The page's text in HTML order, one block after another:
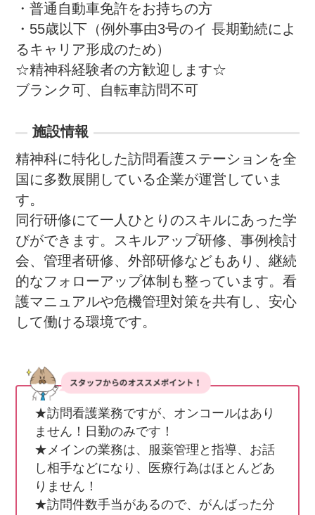
・普通自動車免許をお持ちの方
・55歳以下（例外事由3号のイ 長期勤続によ
るキャリア形成のため）
☆精神科経験者の方歓迎します☆
ブランク可、自転車訪問不可
施設情報
精神科に特化した訪問看護ステーションを全
国に多数展開している企業が運営していま
す。
同行研修にて一人ひとりのスキルにあった学
びができます。スキルアップ研修、事例検討
会、管理者研修、外部研修などもあり、継続
的なフォローアップ体制も整っています。看
護マニュアルや危機管理対策を共有し、安心
して働ける環境です。
★訪問看護業務ですが、オンコールはあり
ません！日勤のみです！
★メインの業務は、服薬管理と指導、お話
し相手などになり、医療行為はほとんどあ
りません！
★訪問件数手当があるので、がんばった分